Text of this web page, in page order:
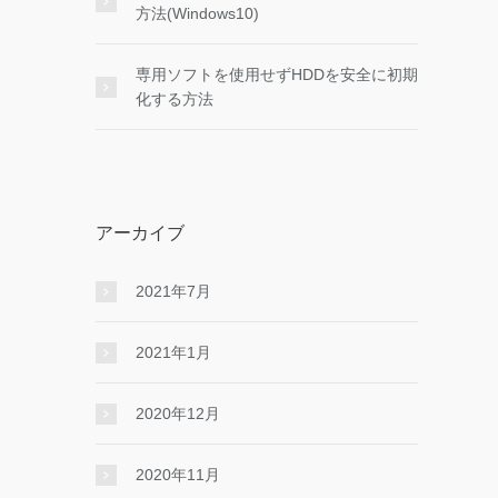
方法(Windows10)
専用ソフトを使用せずHDDを安全に初期
化する方法
アーカイブ
2021年7月
2021年1月
2020年12月
2020年11月